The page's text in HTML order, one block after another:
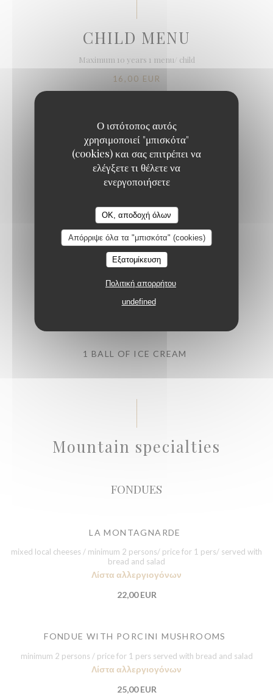
Ο ιστότοπος αυτός
χρησιμοποιεί "μπισκότα"
(cookies) και σας επιτρέπει να
ελέγξετε τι θέλετε να
ενεργοποιήσετε
OK, αποδοχή όλων
Απόρριψε όλα τα "μπισκότα" (cookies)
Εξατομίκευση
Πολιτική απορρήτου
undefined
CHILD MENU
Maximum 10 years 1 menu/ child
16,00 EUR
FONDUE OR RACLETTE
to share with 2 adults
Λίστα αλλεργιογόνων
CHEESE RAVIOLI WITH HAM
Λίστα αλλεργιογόνων
RACLIFLETTE
potatoes, onions, bacon, cream and raclette cheese
Λίστα αλλεργιογόνων
1 BALL OF ICE CREAM
Mountain specialties
FONDUES
LA MONTAGNARDE
mixed local cheeses / minimum 2 persons/ price for 1 pers/ served with
bread and salad
Λίστα αλλεργιογόνων
22,00 EUR
FONDUE WITH PORCINI MUSHROOMS
minimum 2 persons / price for 1 pers served with bread and salad
Λίστα αλλεργιογόνων
25,00 EUR
AU MONTAGNARD